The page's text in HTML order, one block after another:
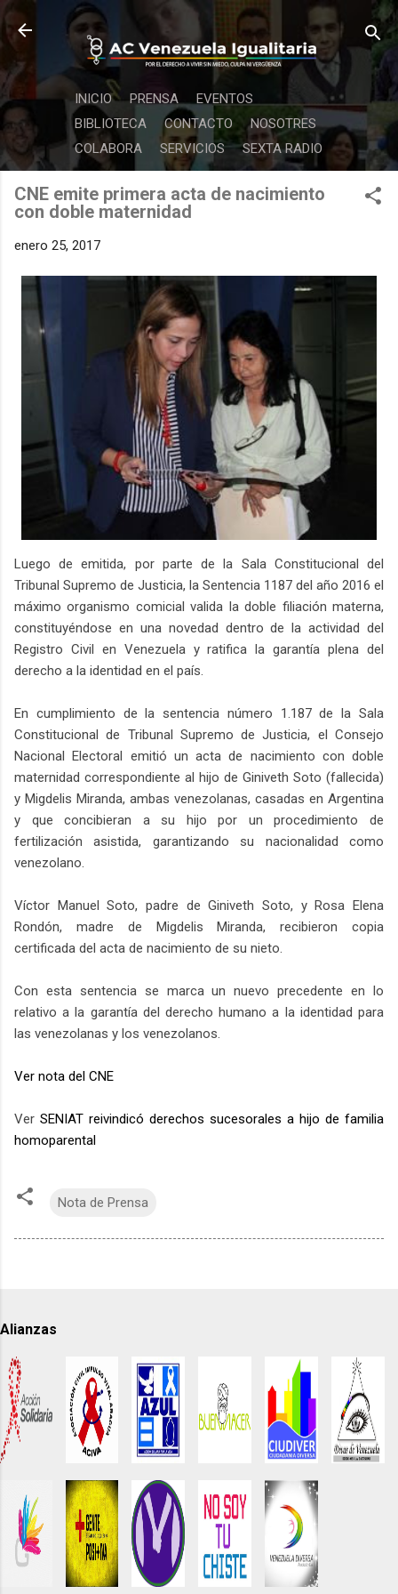
Ir al contenido principal
INICIO PRENSA
EVENTOS
BIBLIOTECA
CONTACTO
NOSOTRES
COLABORA
SERVICIOS SEXTA RADIO
CNE emite primera acta de nacimiento
con doble maternidad
enero 25, 2017
Luego de emitida, por parte de la Sala Constitucional del
Tribunal Supremo de Justicia, la Sentencia 1187 del año 2016 el
máximo organismo comicial valida la doble filiación materna,
constituyéndose en una novedad dentro de la actividad del
Registro Civil en Venezuela y ratifica la garantía plena del
derecho a la identidad en el país.
En cumplimiento de la sentencia número 1.187 de la Sala
Constitucional de Tribunal Supremo de Justicia, el Consejo
Nacional Electoral emitió un acta de nacimiento con doble
maternidad correspondiente al hijo de Giniveth Soto (fallecida)
y Migdelis Miranda, ambas venezolanas, casadas en Argentina
y que concibieran a su hijo por un procedimiento de
fertilización asistida, garantizando su nacionalidad como
venezolano.
Víctor Manuel Soto, padre de Giniveth Soto, y Rosa Elena
Rondón, madre de Migdelis Miranda, recibieron copia
certificada del acta de nacimiento de su nieto.
Con esta sentencia se marca un nuevo precedente en lo
relativo a la garantía del derecho humano a la identidad para
las venezolanas y los venezolanos.
Ver nota del CNE
Ver SENIAT reivindicó derechos sucesorales a hijo de familia
homoparental
Nota de Prensa
Alianzas